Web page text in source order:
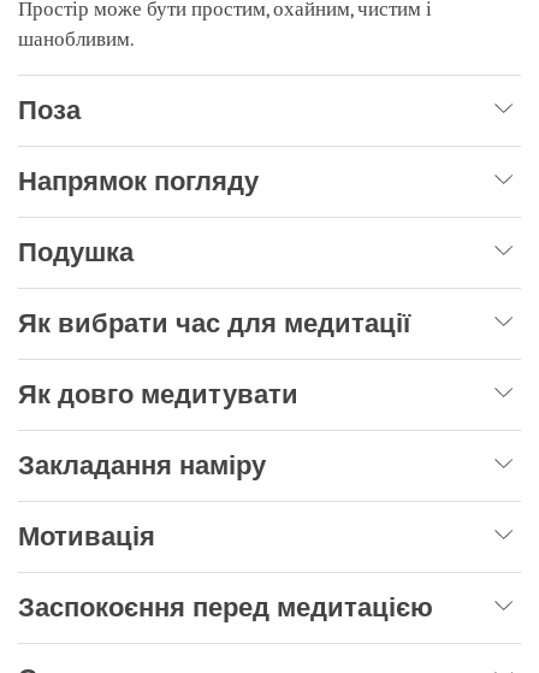
Простір може бути простим, охайним, чистим і
шанобливим.
Поза
Напрямок погляду
Подушка
Як вибрати час для медитації
Як довго медитувати
Закладання наміру
Мотивація
Заспокоєння перед медитацією